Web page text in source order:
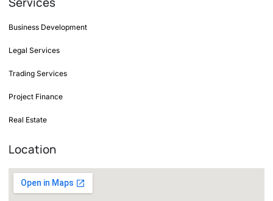
Business Development
Legal Services
Trading Services
Project Finance
Real Estate
Location